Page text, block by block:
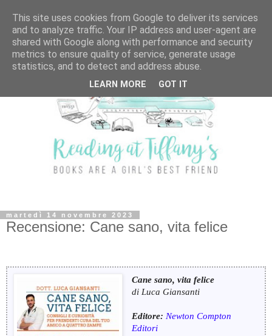
martedì 14 novembre 2023
Recensione: Cane sano, vita felice
Cane sano, vita felice
di Luca Giansanti
Editore: Newton Compton
Editori
This site uses cookies from Google to deliver its services
and to analyze traffic. Your IP address and user-agent are
shared with Google along with performance and security
metrics to ensure quality of service, generate usage
statistics, and to detect and address abuse.
LEARN MORE GOT IT